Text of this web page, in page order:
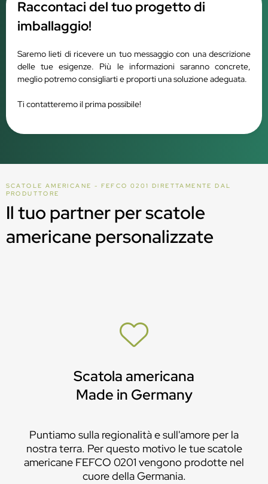
Raccontaci del tuo progetto di
imballaggio!
Saremo lieti di ricevere un tuo messaggio con una descrizione
delle tue esigenze. Più le informazioni saranno concrete,
meglio potremo consigliarti e proporti una soluzione adeguata.
Ti contatteremo il prima possibile!
SCATOLE AMERICANE - FEFCO 0201 DIRETTAMENTE DAL
PRODUTTORE
Il tuo partner per scatole
americane personalizzate
Scatola americana
Made in Germany
Puntiamo sulla regionalità e sull'amore per la
nostra terra. Per questo motivo le tue scatole
americane FEFCO 0201 vengono prodotte nel
cuore della Germania.